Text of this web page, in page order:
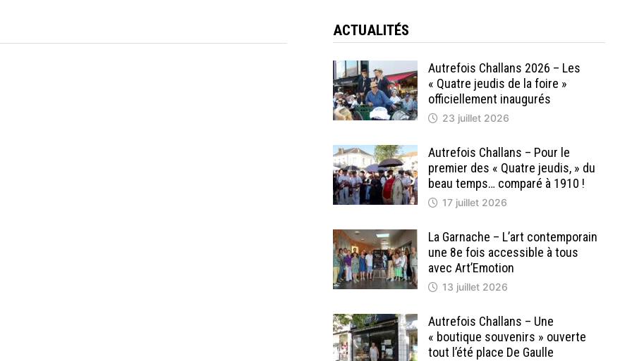
ACTUALITÉS
Autrefois Challans 2026 – Les
« Quatre jeudis de la foire »
officiellement inaugurés
23 juillet 2026
Autrefois Challans – Pour le
premier des « Quatre jeudis, » du
beau temps… comparé à 1910 !
17 juillet 2026
La Garnache – L’art contemporain
une 8e fois accessible à tous
avec Art’Emotion
13 juillet 2026
Autrefois Challans – Une
« boutique souvenirs » ouverte
tout l’été place De Gaulle